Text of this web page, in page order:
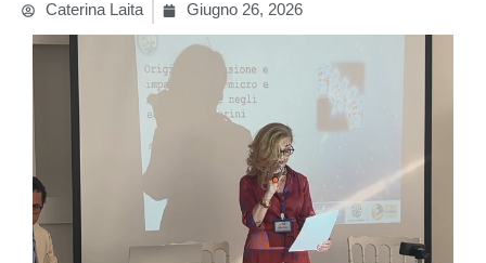
Caterina Laita Giugno 26, 2026